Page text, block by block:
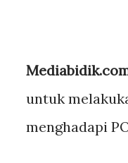
untuk
menghadapi